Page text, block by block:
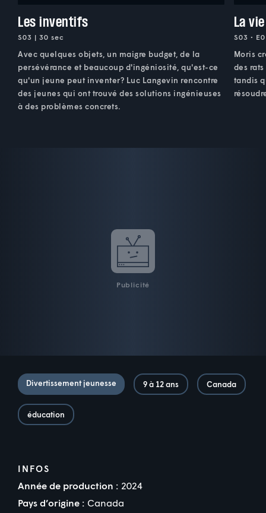
Les inventifs
S03 | 30 sec
Avec quelques objets, un maigre budget, de la
persévérance et beaucoup d'ingéniosité, qu'est-ce
qu'un jeune peut inventer? Luc Langevin rencontre
des jeunes qui ont trouvé des solutions ingénieuses
à des problèmes concrets.
La
S03 •
Moris
des
tandis
Publicité
Divertissement jeunesse 9 à 12 ans Canada
éducation
INFOS
Année de production : 2024
Pays d’origine : Canada